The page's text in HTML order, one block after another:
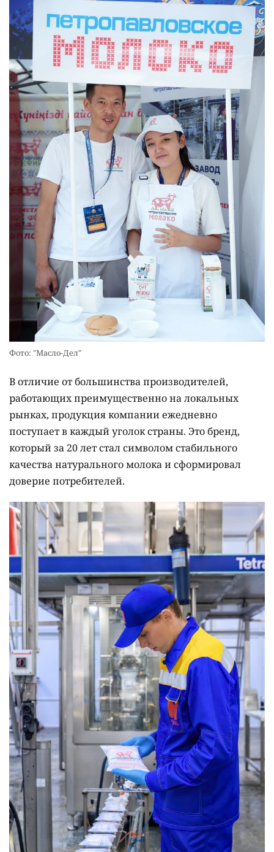
Фото: "Масло-Дел"
В отличие от большинства производителей,
работающих преимущественно на локальных
рынках, продукция компании ежедневно
поступает в каждый уголок страны. Это бренд,
который за 20 лет стал символом стабильного
качества натурального молока и сформировал
доверие потребителей.